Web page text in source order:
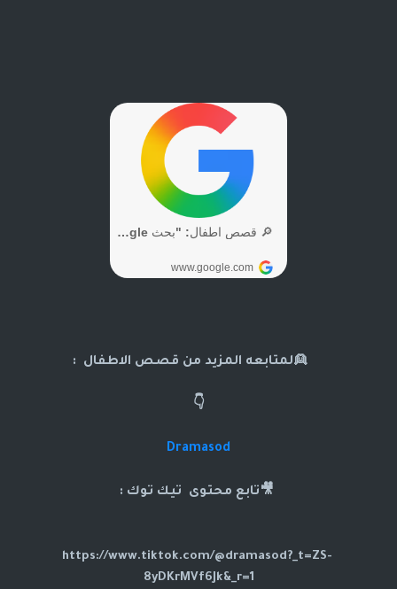
👱لمتابعه المزيد من قصص الاطفال :
👇
Dramasod
🎥تابع محتوى تيك توك :
https://www.tiktok.com/@dramasod?_t=ZS-
8yDKrMVf6Jk&_r=1